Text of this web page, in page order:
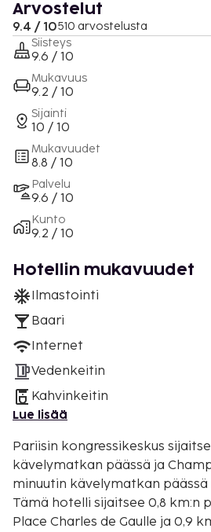
Arvostelut
9.4 / 10510 arvostelusta
Siisteys
9.6 / 10
Mukavuus
9.2 / 10
Sijainti
10 / 10
Mukavuudet
8.8 / 10
Palvelu
9.6 / 10
Kunto
9.2 / 10
Hotellin mukavuudet
Ilmastointi
Baari
Internet
Vedenkeitin
Kahvinkeitin
Lue lisää
Pariisin kongressikeskus
kävelymatkan päässä ja
minuutin kävelymatkan
Tämä hotelli sijaitsee 0,8 km:n
Place Charles de Gaulle ja 0,9